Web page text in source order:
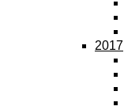
2017